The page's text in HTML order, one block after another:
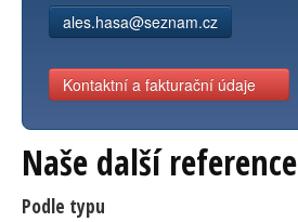
ales.hasa@seznam.cz
Kontaktní a fakturační údaje
Naše další reference
Podle typu